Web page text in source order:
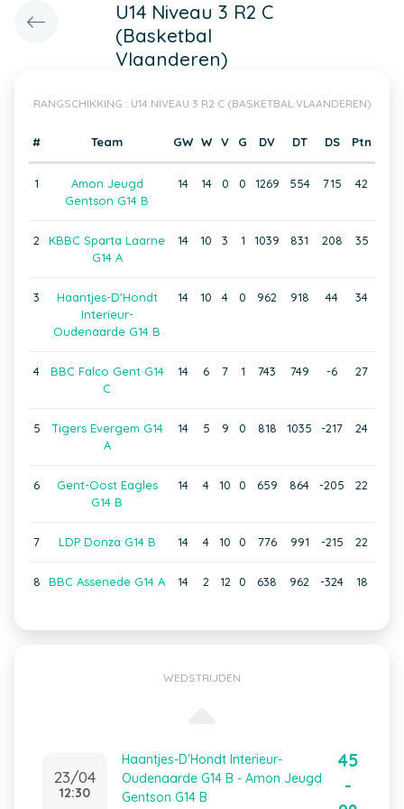
U14 Niveau 3 R2 C
(Basketbal
Vlaanderen)
RANGSCHIKKING : U14 NIVEAU 3 R2 C (BASKETBAL VLAANDEREN)
# Team GW W V G DV DT DS Ptn
1
Amon Jeugd
Gentson G14 B
14 14 0 0 1269 554 715 42
2
KBBC Sparta Laarne
G14 A
14 10 3 1 1039 831 208 35
3
Haantjes-D'Hondt
Interieur-
Oudenaarde G14 B
14 10 4 0 962 918 44 34
4
BBC Falco Gent G14
C
14 6 7 1 743 749 -6 27
5
Tigers Evergem G14
A
14 5 9 0 818 1035 -217 24
6
Gent-Oost Eagles
G14 B
14 4 10 0 659 864 -205 22
7 LDP Donza G14 B 14 4 10 0 776 991 -215 22
8 BBC Assenede G14 A 14 2 12 0 638 962 -324 18
WEDSTRIJDEN
23/04
12:30
Haantjes-D'Hondt Interieur-
Oudenaarde G14 B - Amon Jeugd
Gentson G14 B
45
-